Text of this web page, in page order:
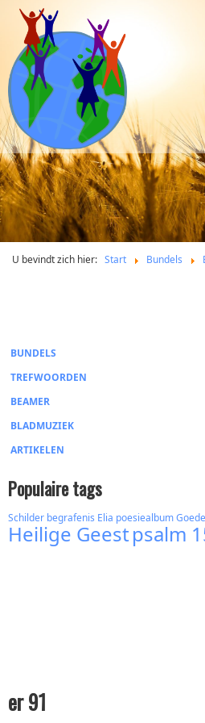
U bevindt zich hier: Start Bundels
BUNDELS
TREFWOORDEN
BEAMER
BLADMUZIEK
ARTIKELEN
Populaire tags
Schilder begrafenis Elia poesiealbum
Heilige Geestpsalm
er 91